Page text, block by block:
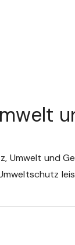
Umwelt und